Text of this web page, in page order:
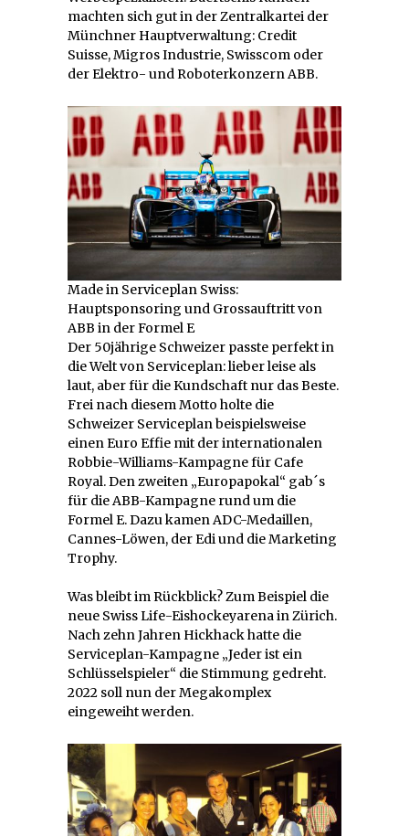
machten sich gut in der Zentralkartei der
Münchner Hauptverwaltung: Credit
Suisse, Migros Industrie, Swisscom oder
der Elektro- und Roboterkonzern ABB.
Made in Serviceplan Swiss:
Hauptsponsoring und Grossauftritt von
ABB in der Formel E
Der 50jährige Schweizer passte perfekt in
die Welt von Serviceplan: lieber leise als
laut, aber für die Kundschaft nur das Beste.
Frei nach diesem Motto holte die
Schweizer Serviceplan beispielsweise
einen Euro Effie mit der internationalen
Robbie-Williams-Kampagne für Cafe
Royal. Den zweiten „Europapokal“ gab´s
für die ABB-Kampagne rund um die
Formel E. Dazu kamen ADC-Medaillen,
Cannes-Löwen, der Edi und die Marketing
Trophy.
Was bleibt im Rückblick? Zum Beispiel die
neue Swiss Life-Eishockeyarena in Zürich.
Nach zehn Jahren Hickhack hatte die
Serviceplan-Kampagne „Jeder ist ein
Schlüsselspieler“ die Stimmung gedreht.
2022 soll nun der Megakomplex
eingeweiht werden.